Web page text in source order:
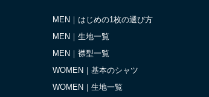
MEN｜はじめの1枚の選び方
MEN｜生地一覧
MEN｜襟型一覧
WOMEN｜基本のシャツ
WOMEN｜生地一覧